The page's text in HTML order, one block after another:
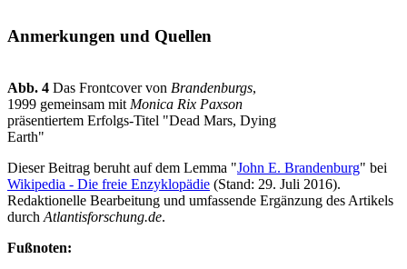
Anmerkungen und Quellen
Abb. 4 Das Frontcover von Brandenburgs,
1999 gemeinsam mit Monica Rix Paxson
präsentiertem Erfolgs-Titel "Dead Mars, Dying
Earth"
Dieser Beitrag beruht auf dem Lemma "John E. Brandenburg" bei
Wikipedia - Die freie Enzyklopädie (Stand: 29. Juli 2016).
Redaktionelle Bearbeitung und umfassende Ergänzung des Artikels
durch Atlantisforschung.de.
Fußnoten: